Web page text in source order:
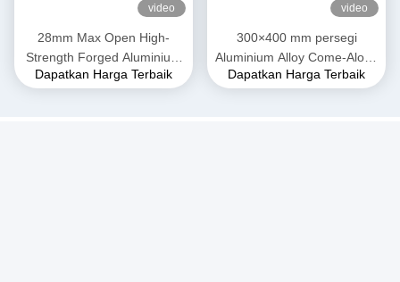
video
28mm Max Open High-
Strength Forged Aluminium
Alloy Come-Along Clamp
Dapatkan Harga Terbaik
video
300×400 mm persegi
Aluminium Alloy Come-Along
Clamp. Grip Transmission
Dapatkan Harga Terbaik